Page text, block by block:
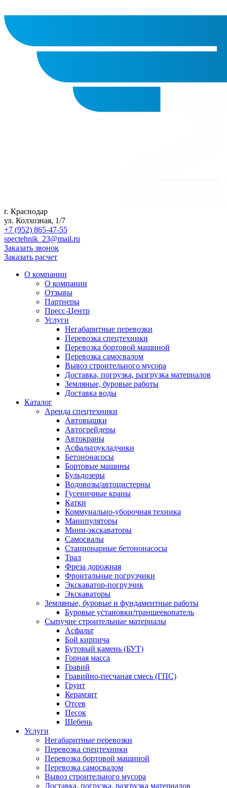
г. Краснодар
ул. Колхозная, 1/7
+7 (952) 865-47-55
spectehnik_23@mail.ru
Заказать звонок
Заказать расчет
О компании
О компании
Отзывы
Партнеры
Пресс-Центр
Услуги
Негабаритные перевозки
Перевозка спецтехники
Перевозка бортовой машиной
Перевозка самосвалом
Вывоз строительного мусора
Доставка, погрузка, разгрузка материалов
Земляные, буровые работы
Доставка воды
Каталог
Аренда спецтехники
Автовышки
Автогрейдеры
Автокраны
Асфальтоукладчики
Бетононасосы
Бортовые машины
Бульдозеры
Водовозы/автоцистерны
Гусеничные краны
Катки
Коммунально-уборочная техника
Манипуляторы
Мини-экскаваторы
Самосвалы
Стационарные бетононасосы
Трал
Фреза дорожная
Фронтальные погрузчики
Экскаватор-погрузчик
Экскаваторы
Земляные, буровые и фундаментные работы
Буровые установки/траншеекопатель
Сыпучие строительные материалы
Асфальт
Бой кирпича
Бутовый камень (БУТ)
Горная масса
Гравий
Гравийно-песчаная смесь (ГПС)
Грунт
Керамзит
Отсев
Песок
Щебень
Услуги
Негабаритные перевозки
Перевозка спецтехники
Перевозка бортовой машиной
Перевозка самосвалом
Вывоз строительного мусора
Доставка, погрузка, разгрузка материалов